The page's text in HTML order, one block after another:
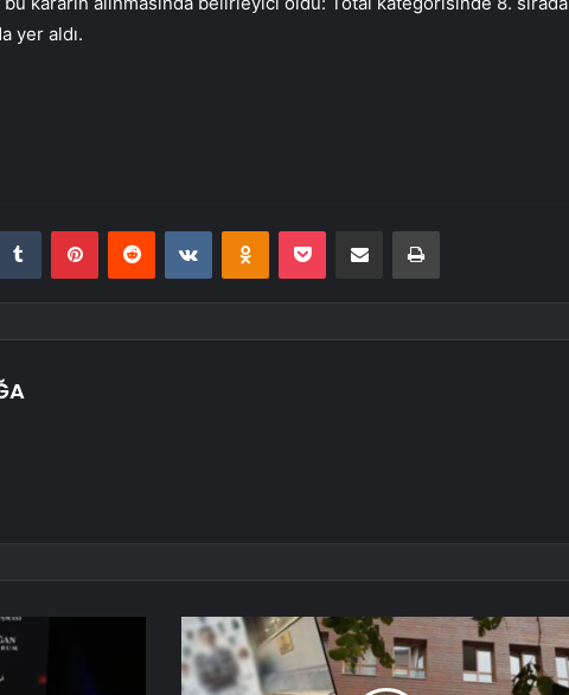
yer aldı.
Tumblr PinterestReddit VKontakteOdnoklassniki
Pocket E-Posta ile paylaş Yazdır